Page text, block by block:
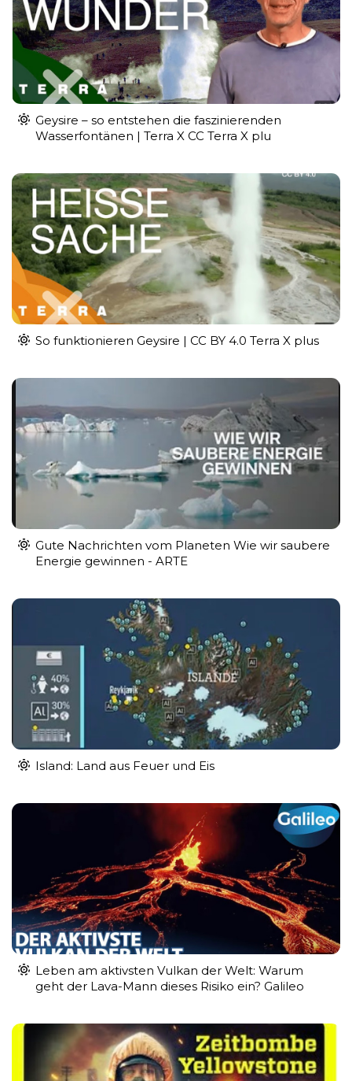
Geysire – so entstehen die faszinierenden
Wasserfontänen | Terra X CC Terra X plu
So funktionieren Geysire | CC BY 4.0 Terra X plus
Gute Nachrichten vom Planeten Wie wir saubere
Energie gewinnen - ARTE
Island: Land aus Feuer und Eis
Leben am aktivsten Vulkan der Welt: Warum
geht der Lava-Mann dieses Risiko ein? Galileo